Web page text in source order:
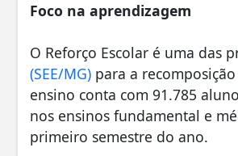
Foco na aprendizagem
O Reforço Escolar é uma das
(SEE/MG) para a
ensino conta com 91.785
nos ensinos fundamental e
primeiro semestre do ano.